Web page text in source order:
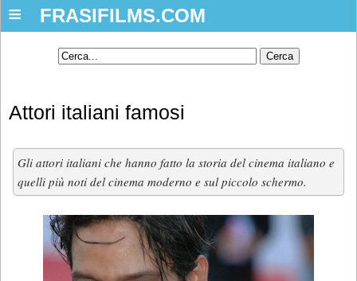
FRASIFILMS.COM
≡
Attori italiani famosi
Gli attori italiani che hanno fatto la storia del cinema italiano e
quelli più noti del cinema moderno e sul piccolo schermo.